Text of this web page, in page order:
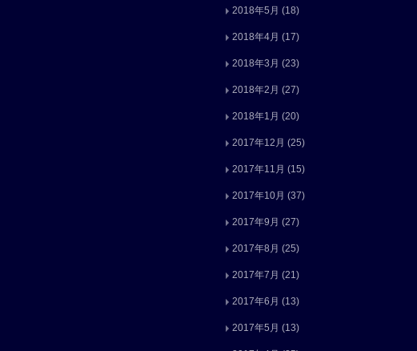
2018年5月 (18)
2018年4月 (17)
2018年3月 (23)
2018年2月 (27)
2018年1月 (20)
2017年12月 (25)
2017年11月 (15)
2017年10月 (37)
2017年9月 (27)
2017年8月 (25)
2017年7月 (21)
2017年6月 (13)
2017年5月 (13)